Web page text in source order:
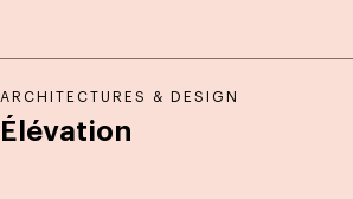
ARCHITECTURES & DESIGN
Élévation